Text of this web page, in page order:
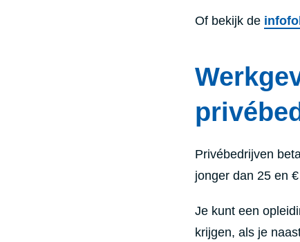
Of bekijk de
Privébedrijven
jonger dan 25 en
Je kunt een
krijgen, als je